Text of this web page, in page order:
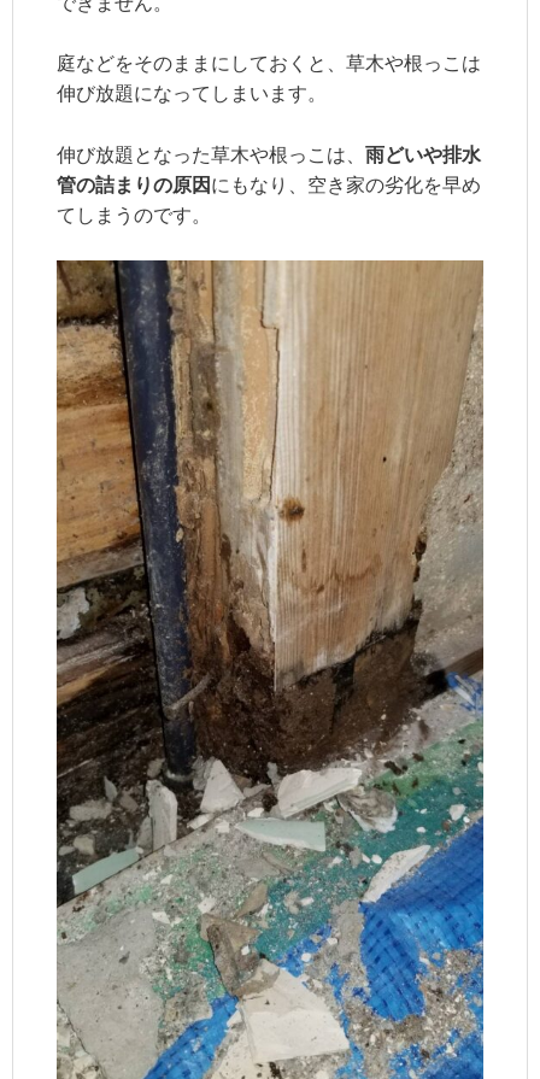
庭などをそのままにしておくと、草木や根っこは
伸び放題になってしまいます。
伸び放題となった草木や根っこは、 雨どいや排水
管の詰まりの原因 にもなり、空き家の劣化を早め
てしまうのです。